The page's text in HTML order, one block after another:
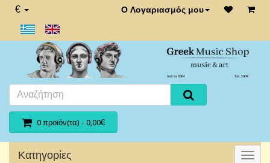
€ Ο Λογαριασμός μου
0 προϊόν(τα) - 0,00€
Κατηγορίες